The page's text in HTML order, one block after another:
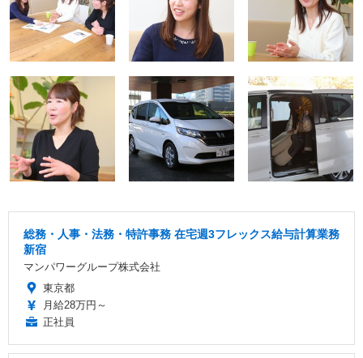
総務・人事・法務・特許事務 在宅週3フレックス給与計算業務
新宿
マンパワーグループ株式会社
東京都
月給28万円～
正社員